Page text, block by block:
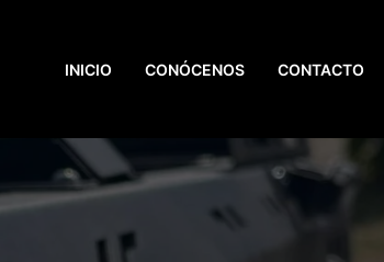
INICIO CONÓCENOS CONTACTO